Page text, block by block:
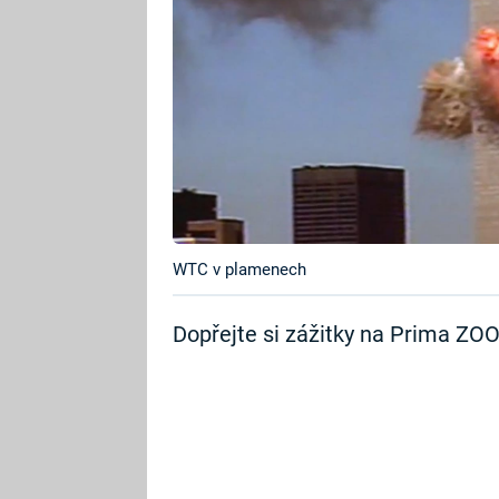
WTC v plamenech
Dopřejte si zážitky na Prima